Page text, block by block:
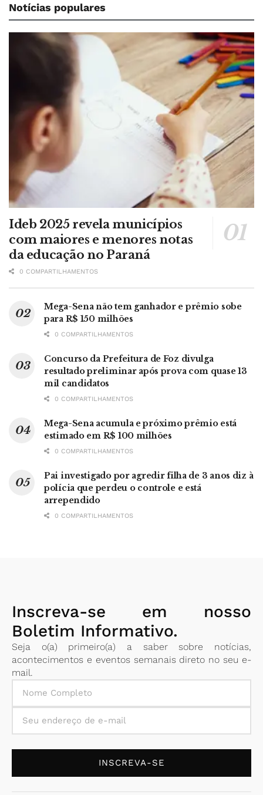
Notícias populares
Ideb 2025 revela municípios
com maiores e menores notas
da educação no Paraná
0 COMPARTILHAMENTOS
Mega-Sena não tem ganhador e prêmio sobe
para R$ 150 milhões
0 COMPARTILHAMENTOS
Concurso da Prefeitura de Foz divulga
resultado preliminar após prova com quase 13
mil candidatos
0 COMPARTILHAMENTOS
Mega-Sena acumula e próximo prêmio está
estimado em R$ 100 milhões
0 COMPARTILHAMENTOS
Pai investigado por agredir filha de 3 anos diz à
polícia que perdeu o controle e está
arrependido
0 COMPARTILHAMENTOS
Inscreva-se em nosso
Boletim Informativo.
Seja o(a) primeiro(a) a saber sobre notícias,
acontecimentos e eventos semanais direto no seu e-
mail.
INSCREVA-SE